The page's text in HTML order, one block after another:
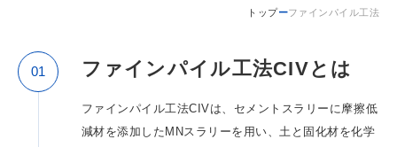
トップーファインパイル工法
01 ファインパイル工法CIVとは
ファインパイル工法CIVは、セメントスラリーに摩擦低
減材を添加したMNスラリーを用い、土と固化材を化学